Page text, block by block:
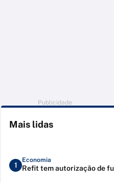
Publicidade
Mais lidas
1
Economia
Refit tem autorização de